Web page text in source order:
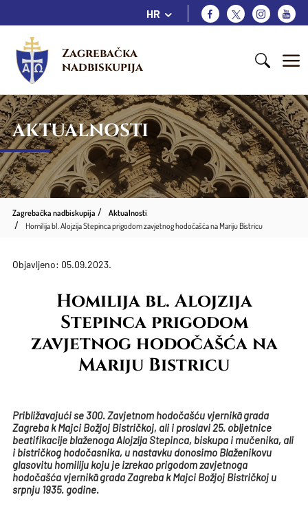
HR
Zagrebačka
nadbiskupija
AKTUALNOSTI
Zagrebačka nadbiskupija
Aktualnosti
Homilija bl. Alojzija Stepinca prigodom zavjetnog hodočašća na Mariju Bistricu
Objavljeno: 05.09.2023.
Homilija bl. Alojzija
Stepinca prigodom
zavjetnog hodočašća na
Mariju Bistricu
Približavajući se 300. Zavjetnom hodočašću vjernikā grada
Zagreba k Majci Božjoj Bistričkoj, ali i proslavi 25. obljetnice
beatifikacije blaženoga Alojzija Stepinca, biskupa i mučenika, ali
i bistričkog hodočasnika, u nastavku donosimo Blaženikovu
glasovitu homiliju koju je izrekao prigodom zavjetnoga
hodočašća vjernikā grada Zagreba k Majci Božjoj Bistričkoj u
srpnju 1935. godine.